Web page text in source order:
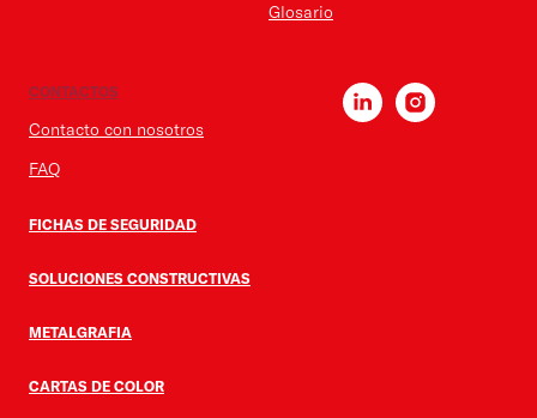
Glosario
CONTACTOS
Contacto con nosotros
FAQ
FICHAS DE SEGURIDAD
SOLUCIONES CONSTRUCTIVAS
METALGRAFIA
CARTAS DE COLOR